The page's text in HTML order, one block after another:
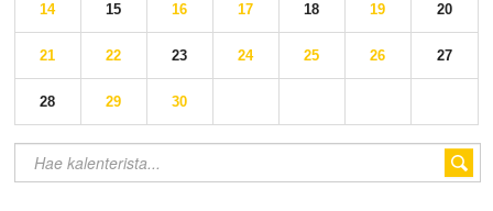
14 15 16 17 18 19 20
21 22 23 24 25 26 27
28 29 30